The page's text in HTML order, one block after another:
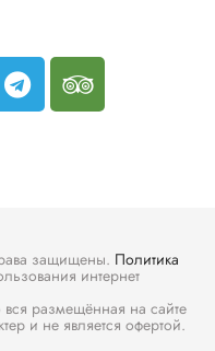
защищены. Политика
интернет
размещённая на сайте
и не является офертой.